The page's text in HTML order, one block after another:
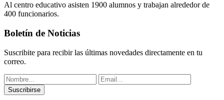
Al centro educativo asisten 1900 alumnos y trabajan alrededor de
400 funcionarios.
Boletín de Noticias
Suscribite para recibir las últimas novedades directamente en tu
correo.
Suscribirse